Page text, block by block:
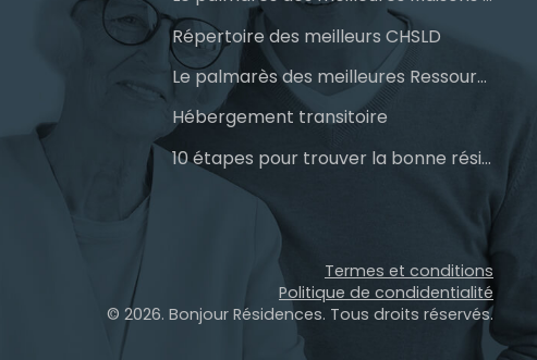
Répertoire des meilleurs CHSLD
Le palmarès des meilleures Ressources Intermédiaires (RI)
Hébergement transitoire
10 étapes pour trouver la bonne résidence pour personnes âgées
Termes et conditions
Politique de condidentialité
© 2026. Bonjour Résidences. Tous droits réservés.